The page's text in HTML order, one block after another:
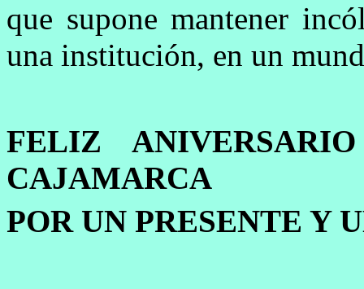
que supone mantener
una institución, en un
FELIZ
CAJAMARCA
POR UN PRESENTE Y